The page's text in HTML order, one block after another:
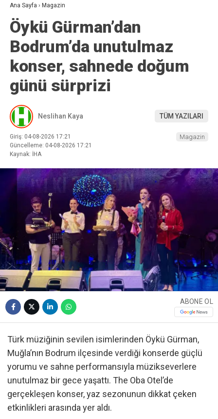
Ana Sayfa › Magazin
Öykü Gürman’dan
Bodrum’da unutulmaz
konser, sahnede doğum
günü sürprizi
Neslihan Kaya TÜM YAZILARI
Giriş: 04-08-2026 17:21
Güncelleme: 04-08-2026 17:21
Kaynak: İHA
Magazin
ABONE OL
Türk müziğinin sevilen isimlerinden Öykü Gürman,
Muğla’nın Bodrum ilçesinde verdiği konserde güçlü
yorumu ve sahne performansıyla müzikseverlere
unutulmaz bir gece yaşattı. The Oba Otel’de
gerçekleşen konser, yaz sezonunun dikkat çeken
etkinlikleri arasında yer aldı.